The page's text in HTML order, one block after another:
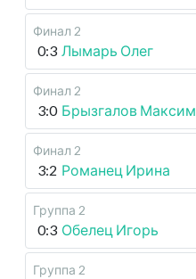
Финал 2
0:3 Лымарь Олег
Финал 2
3:0 Брызгалов Максим
Финал 2
3:2 Романец Ирина
Группа 2
0:3 Обелец Игорь
Группа 2